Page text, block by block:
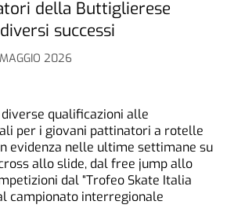
2026
della Buttiglierese
successi
qualificazioni alle
per i giovani pattinatori a rotelle
evidenza nelle ultime settimane su
allo slide, dal free jump allo
dal “Trofeo Skate Italia
campionato interregionale